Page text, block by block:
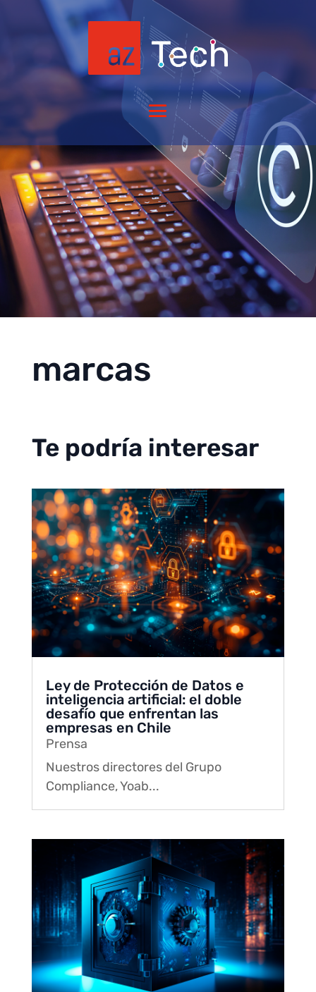
marcas
Te podría interesar
Ley de Protección de Datos e
inteligencia artificial: el doble
desafío que enfrentan las
empresas en Chile
Prensa
Nuestros directores del Grupo
Compliance, Yoab...